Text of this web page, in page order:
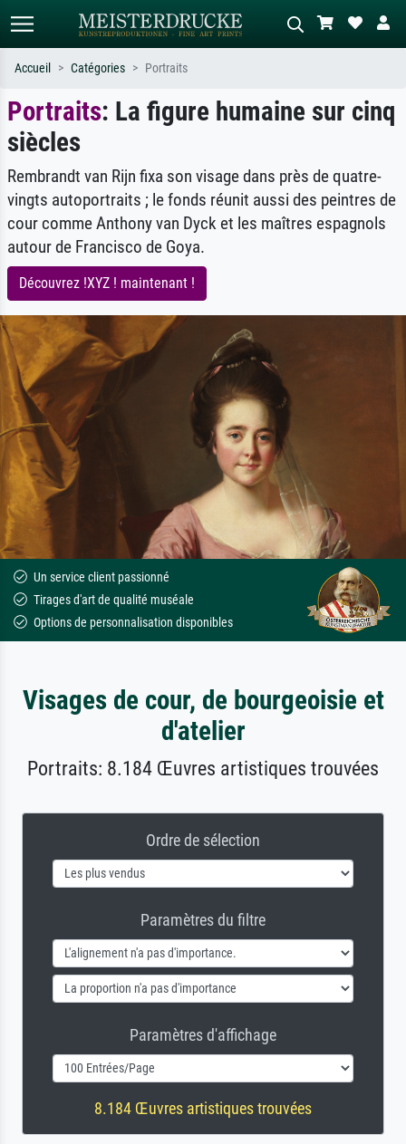
Recherche standard Recherche d'images IA
Recherchez par artiste, titre ou style –
ex. Monet, Nuit étoilée,
impressionnisme, vague de Hokusai,
nu.
tableau sombre, nu debout près d'un
arbre.
Accueil Catégories Portraits
Portraits: La figure humaine sur cinq
siècles
Rembrandt van Rijn fixa son visage dans près de quatre-
vingts autoportraits ; le fonds réunit aussi des peintres de
cour comme Anthony van Dyck et les maîtres espagnols
autour de Francisco de Goya.
Découvrez !XYZ ! maintenant !
Un service client passionné
Tirages d'art de qualité muséale
Options de personnalisation disponibles
Visages de cour, de bourgeoisie et
d'atelier
Portraits: 8.184 Œuvres artistiques trouvées
Ordre de sélection
Paramètres du filtre
Paramètres d'affichage
8.184 Œuvres artistiques trouvées